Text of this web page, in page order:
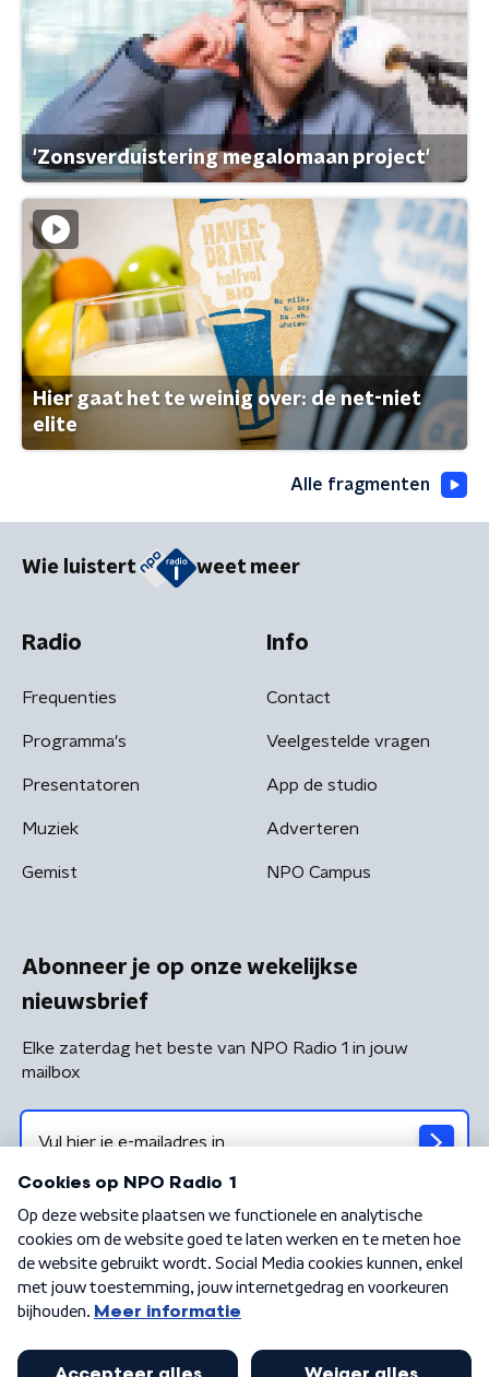
'Zonsverduistering megalomaan project'
Hier gaat het te weinig over: de net-niet
elite
Alle fragmenten
Wie luistert weet meer
Radio
Frequenties
Programma's
Presentatoren
Muziek
Gemist
Info
Contact
Veelgestelde vragen
App de studio
Adverteren
NPO Campus
Abonneer je op onze wekelijkse
nieuwsbrief
Elke zaterdag het beste van NPO Radio 1 in jouw
mailbox
Algemene voorwaarden Privacybeleid